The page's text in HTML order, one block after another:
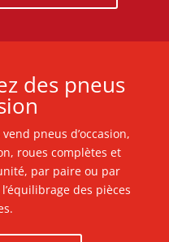
des pneus
pneus d’occasion,
roues complètes et
par paire ou par
des pièces